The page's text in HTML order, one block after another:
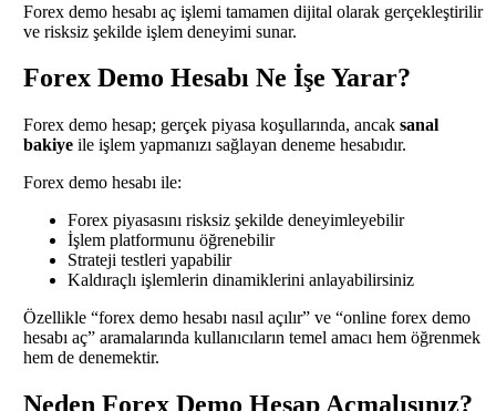
Forex demo hesabı aç işlemi tamamen dijital olarak gerçekleştirilir
ve risksiz şekilde işlem deneyimi sunar.
Forex Demo Hesabı Ne İşe Yarar?
Forex demo hesap; gerçek piyasa koşullarında, ancak sanal
bakiye ile işlem yapmanızı sağlayan deneme hesabıdır.
Forex demo hesabı ile:
Forex piyasasını risksiz şekilde deneyimleyebilir
İşlem platformunu öğrenebilir
Strateji testleri yapabilir
Kaldıraçlı işlemlerin dinamiklerini anlayabilirsiniz
Özellikle “forex demo hesabı nasıl açılır” ve “online forex demo
hesabı aç” aramalarında kullanıcıların temel amacı hem öğrenmek
hem de denemektir.
Neden Forex Demo Hesap Açmalısınız?